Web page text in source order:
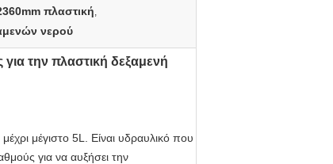
πλαστική,
νερού
την πλαστική δεξαμενή
μέγιστο 5L. Είναι υδραυλικό που
για να αυξήσει την